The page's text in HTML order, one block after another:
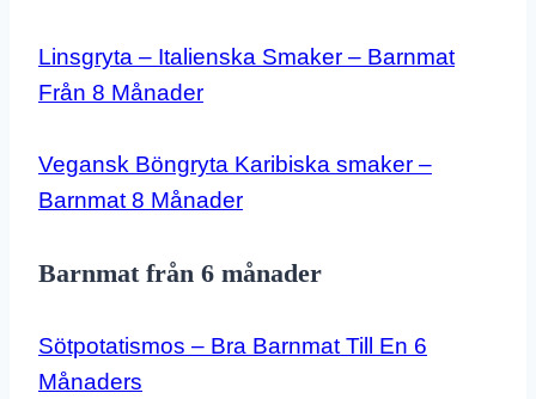
Linsgryta – Italienska Smaker – Barnmat
Från 8 Månader
Vegansk Böngryta Karibiska smaker –
Barnmat 8 Månader
Barnmat från 6 månader
Sötpotatismos – Bra Barnmat Till En 6
Månaders